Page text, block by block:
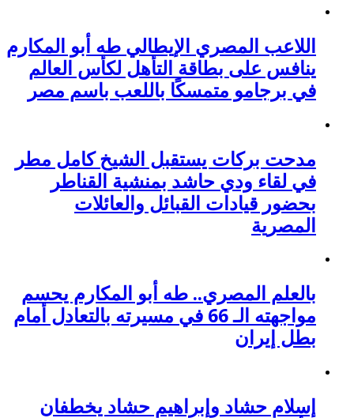
اللاعب المصري الإيطالي طه أبو المكارم
ينافس على بطاقة التأهل لكأس العالم
في برجامو متمسكًا باللعب باسم مصر
مدحت بركات يستقبل الشيخ كامل مطر
في لقاء ودي حاشد بمنشية القناطر
بحضور قيادات القبائل والعائلات
المصرية
بالعلم المصري.. طه أبو المكارم يحسم
مواجهته الـ 66 في مسيرته بالتعادل أمام
بطل إيران
إسلام حشاد وإبراهيم حشاد يخطفان